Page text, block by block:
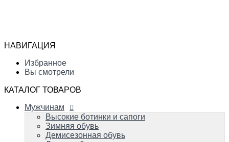
Летняя обувь
Пляжная обувь
Резиновая обувь
Спортивная обувь
Домашняя обувь
Туфли распродажа
Зимние сапоги со скидками от 20%
Зимняя обувь
Демисезонная обувь
Летняя обувь
НАВИГАЦИЯ
Избранное
Вы смотрели
КАТАЛОГ ТОВАРОВ
Мужчинам
Высокие ботинки и сапоги
Зимняя обувь
Демисезонная обувь